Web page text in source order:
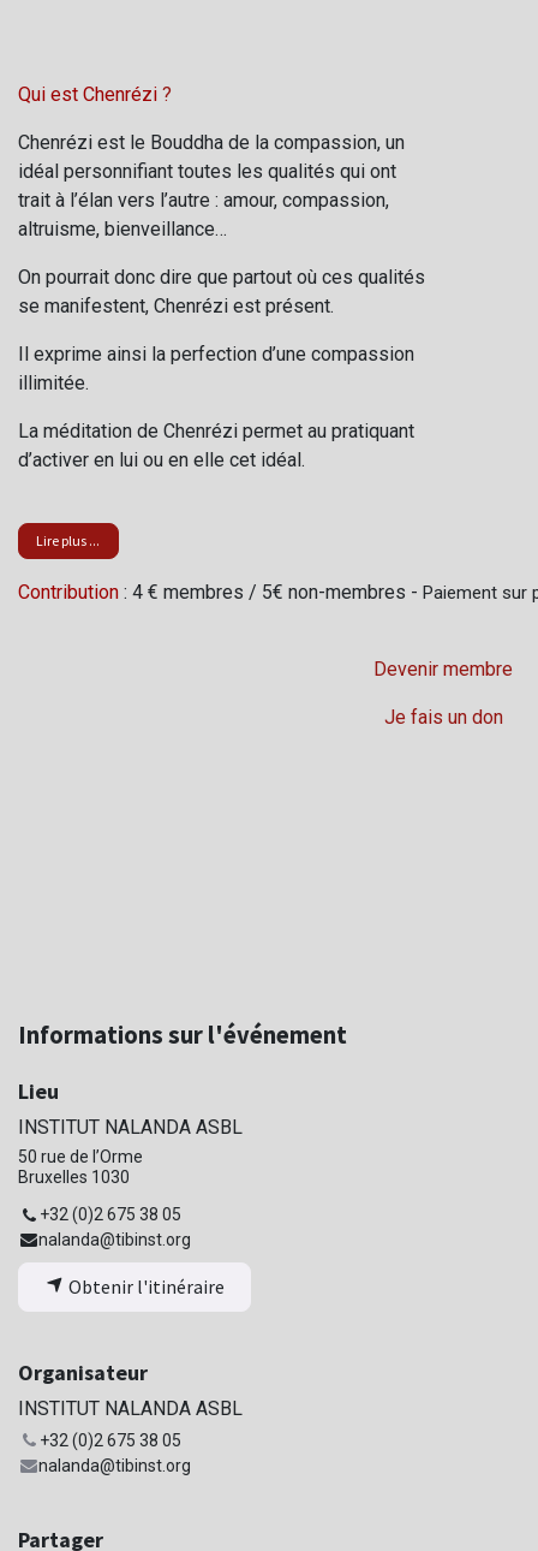
Qui est Chenrézi ?
Chenrézi est le Bouddha de la compassion, un
idéal personnifiant toutes les qualités qui ont
trait à l’élan vers l’autre : amour, compassion,
altruisme, bienveillance…
On pourrait donc dire que partout où ces qualités
se manifestent, Chenrézi est présent.
Il exprime ainsi la perfection d’une compassion
illimitée.
La méditation de Chenrézi permet au pratiquant
d’activer en lui ou en elle cet idéal.
Lire plus ...
Contribution : 4 € membres / 5€ non-membres - Paiement sur
Devenir membre
Je fais un don
Informations sur l'événement
Lieu
INSTITUT NALANDA ASBL
50 rue de l’Orme
Bruxelles 1030
+32 (0)2 675 38 05
nalanda@tibinst.org
Obtenir l'itinéraire
Organisateur
INSTITUT NALANDA ASBL
+32 (0)2 675 38 05
nalanda@tibinst.org
Partager